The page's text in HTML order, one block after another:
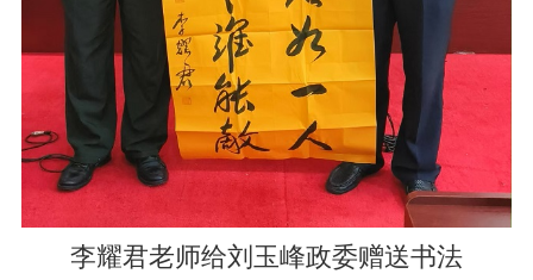
李耀君老师给刘玉峰政委赠送书法